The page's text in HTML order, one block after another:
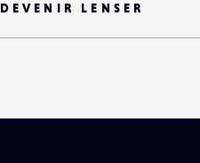
DEVENIR LENSER